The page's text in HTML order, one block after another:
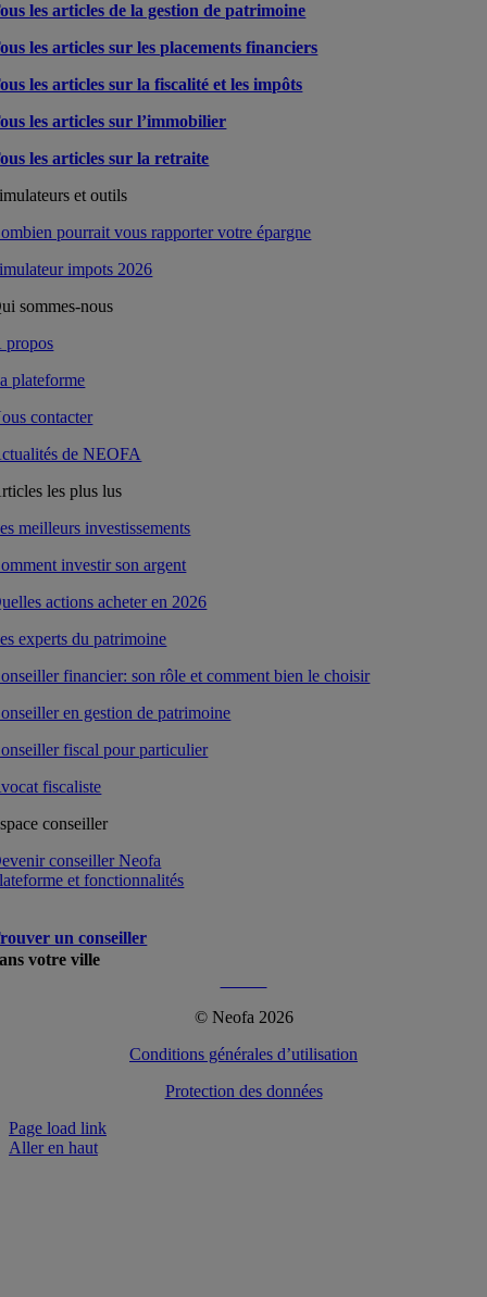
les articles de la gestion de patrimoine
les articles sur les placements financiers
les articles sur la fiscalité et les impôts
les articles sur l’immobilier
les articles sur la retraite
et outils
pourrait vous rapporter votre épargne
impots 2026
sommes-nous
propos
plateforme
contacter
de NEOFA
les plus lus
meilleurs investissements
investir son argent
actions acheter en 2026
experts du patrimoine
financier: son rôle et comment bien le choisir
en gestion de patrimoine
fiscal pour particulier
fiscaliste
conseiller
conseiller Neofa
et fonctionnalités
un conseiller
votre ville
© Neofa 2026
Conditions générales d’utilisation
Protection des données
Page load link
Aller en haut